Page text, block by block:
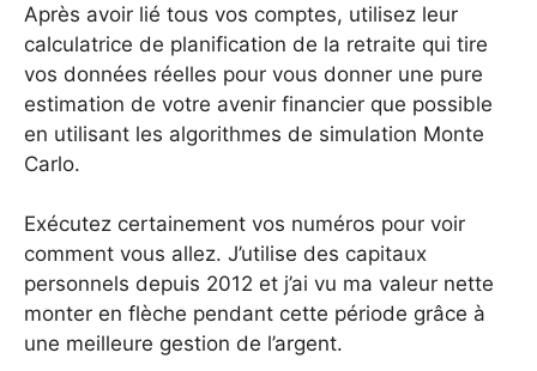
Après avoir lié tous vos comptes, utilisez leur
calculatrice de planification de la retraite qui tire
vos données réelles pour vous donner une pure
estimation de votre avenir financier que possible
en utilisant les algorithmes de simulation Monte
Carlo.
Exécutez certainement vos numéros pour voir
comment vous allez. J’utilise des capitaux
personnels depuis 2012 et j’ai vu ma valeur nette
monter en flèche pendant cette période grâce à
une meilleure gestion de l’argent.